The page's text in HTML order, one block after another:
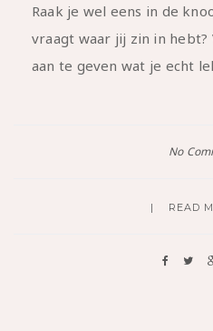
Raak je wel eens in de
vraagt waar jij zin in
aan te geven wat je echt
No
READ